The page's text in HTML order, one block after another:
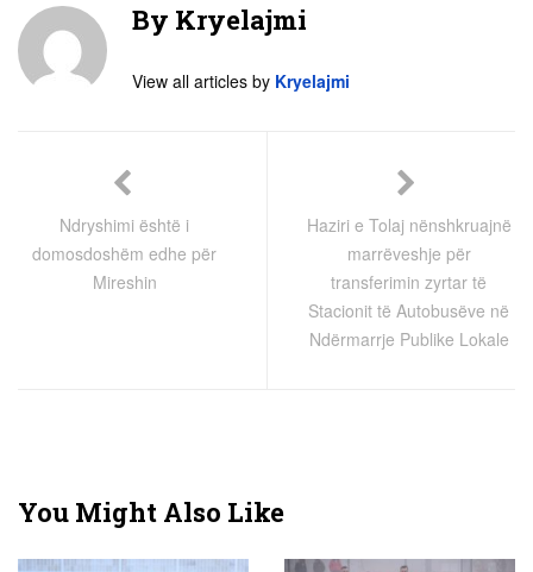
By Kryelajmi
View all articles by Kryelajmi
Ndryshimi është i
domosdoshëm edhe për
Mireshin
Haziri e Tolaj nënshkruajnë
marrëveshje për
transferimin zyrtar të
Stacionit të Autobusëve në
Ndërmarrje Publike Lokale
You Might Also Like